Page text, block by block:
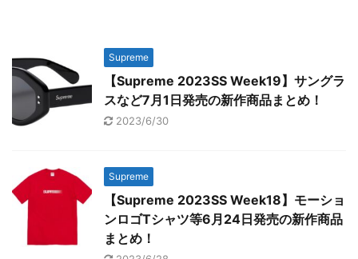
Supreme
【Supreme 2023SS Week19】サングラ
スなど7月1日発売の新作商品まとめ！
2023/6/30
Supreme
【Supreme 2023SS Week18】モーショ
ンロゴTシャツ等6月24日発売の新作商品
まとめ！